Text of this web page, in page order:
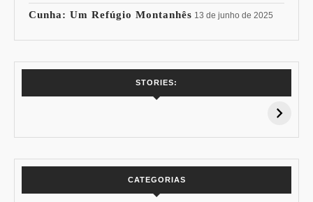
Cunha: Um Refúgio Montanhês 13 de junho de 2025
STORIES:
15% de
Pessoal: Os
CATEGORIAS